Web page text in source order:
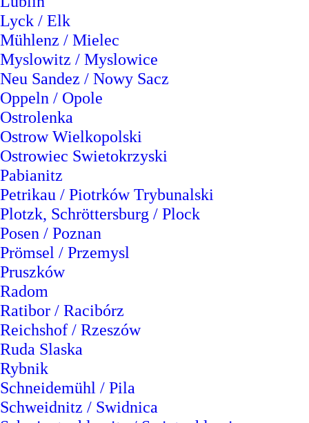
Lyck / Elk
Mühlenz / Mielec
Myslowitz / Myslowice
Neu Sandez / Nowy Sacz
Oppeln / Opole
Ostrolenka
Ostrow Wielkopolski
Ostrowiec Swietokrzyski
Pabianitz
Petrikau / Piotrków Trybunalski
Plotzk, Schröttersburg / Plock
Posen / Poznan
Prömsel / Przemysl
Pruszków
Radom
Ratibor / Racibórz
Reichshof / Rzeszów
Ruda Slaska
Rybnik
Schneidemühl / Pila
Schweidnitz / Swidnica